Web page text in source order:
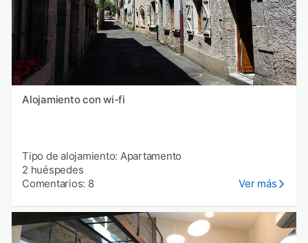
Alojamiento con wi-fi
Tipo de alojamiento: Apartamento
2 huéspedes
Comentarios: 8
Ver más